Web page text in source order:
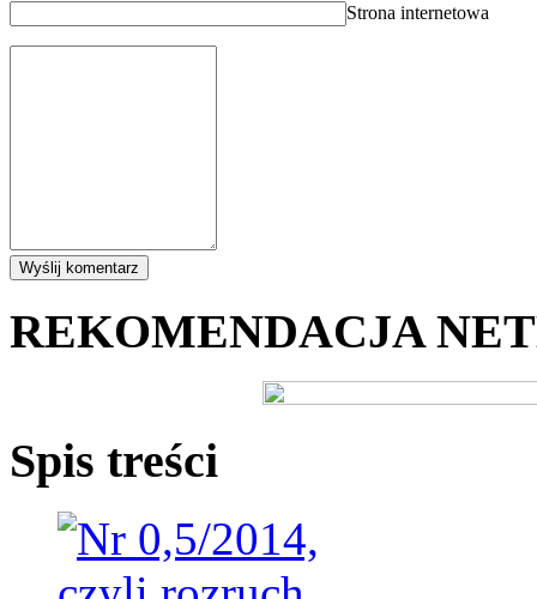
Strona internetowa
REKOMENDACJA
Spis treści